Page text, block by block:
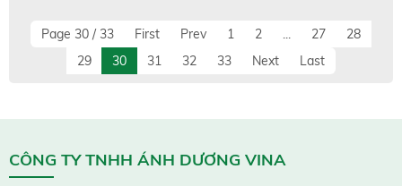
Page 30 / 33 First Prev 1 2 27
28
29
30 31 32 33 Next Last
CÔNG TY TNHH ÁNH DƯƠNG VINA